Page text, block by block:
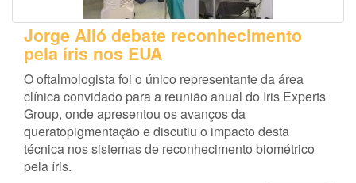
Jorge Alió debate reconhecimento
pela íris nos EUA
O oftalmologista foi o único representante da área
clínica convidado para a reunião anual do Iris Experts
Group, onde apresentou os avanços da
queratopigmentação e discutiu o impacto desta
técnica nos sistemas de reconhecimento biométrico
pela íris.